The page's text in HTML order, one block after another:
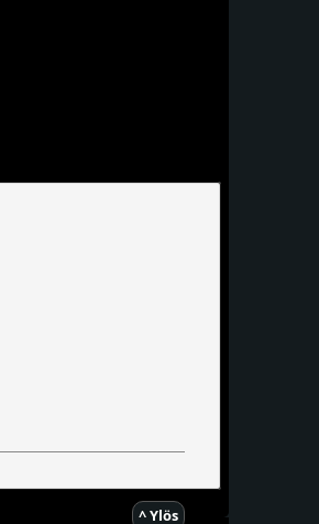
^ Ylös